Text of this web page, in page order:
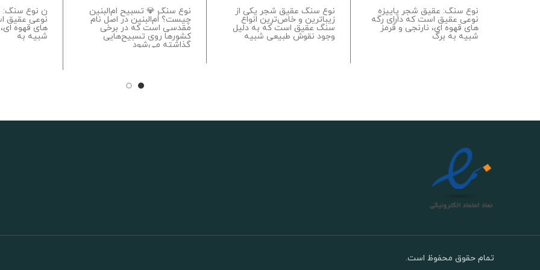
نوع سنگ: عقیق شجر پاییزه
نوعی عقیق است که دارای رگه
های قهوه ای، نارنجی و قرمز
شبیه به برگ
نوع سنگ عقیق شجر یکی از
زیباترین و خاص‌ترین انواع
سنگ عقیق است که به دلیل
وجود نقوش طبیعی شبیه
نوع سنگ 💎 تسبیح اُم‌البنین
چیست؟ اُم‌البنین در اصل نام
مقدسی است که در برخی
کشورها روی تسبیح‌هایی
گذاشته می‌شود
ن نوع سنگ:
نوعی عقیق
های قهوه
شبیه به
تمام حقوق محفوظ است.